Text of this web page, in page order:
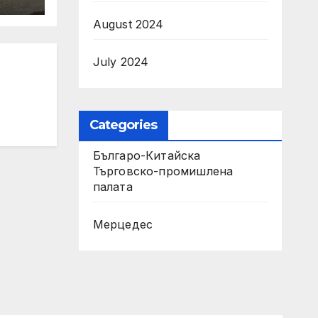
August 2024
July 2024
Categories
Българо-Китайска
Търговско-промишлена
палaта
Мерцедес